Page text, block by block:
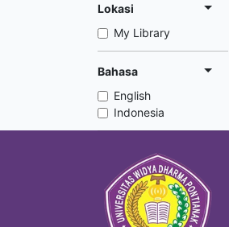
Lokasi
My Library
Bahasa
English
Indonesia